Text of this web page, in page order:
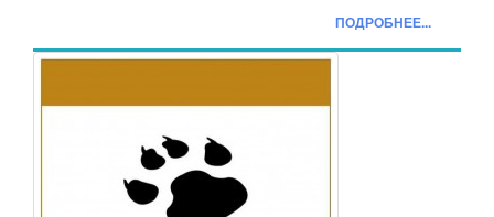
ПОДРОБНЕЕ...